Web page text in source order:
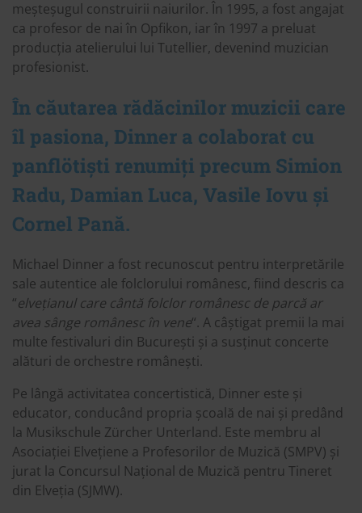
meșteșugul construirii naiurilor. În 1995, a fost angajat
ca profesor de nai în Opfikon, iar în 1997 a preluat
producția atelierului lui Tutellier, devenind muzician
profesionist.
În căutarea rădăcinilor muzicii care
îl pasiona, Dinner a colaborat cu
panflötiști renumiți precum Simion
Radu, Damian Luca, Vasile Iovu și
Cornel Pană.
Michael Dinner a fost recunoscut pentru interpretările
sale autentice ale folclorului românesc, fiind descris ca
“elvețianul care cântă folclor românesc de parcă ar
avea sânge românesc în vene“. A câștigat premii la mai
multe festivaluri din București și a susținut concerte
alături de orchestre românești.
Pe lângă activitatea concertistică, Dinner este și
educator, conducând propria școală de nai și predând
la Musikschule Zürcher Unterland. Este membru al
Asociației Elvețiene a Profesorilor de Muzică (SMPV) și
jurat la Concursul Național de Muzică pentru Tineret
din Elveția (SJMW).